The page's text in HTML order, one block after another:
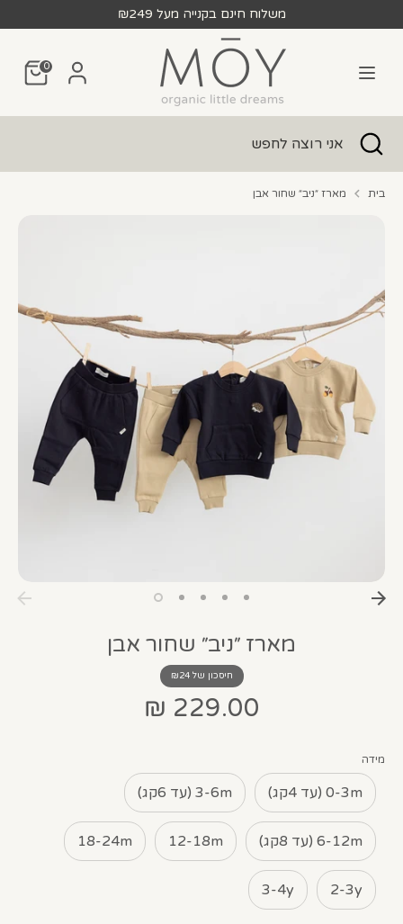
משלוח חינם בקנייה מעל ₪249
0 חפש
לחפש
חפש
אני
סגור
חיפוש
בית מארז ״ניב״ שחור אבן
מארז ״ניב״ שחור אבן
חיסכון של ₪24
229.00 ₪
מידה
0-3m (עד 4קג) 3-6m (עד 6קג)
6-12m (עד 8קג) 12-18m
18-24m
2-3y
3-4y